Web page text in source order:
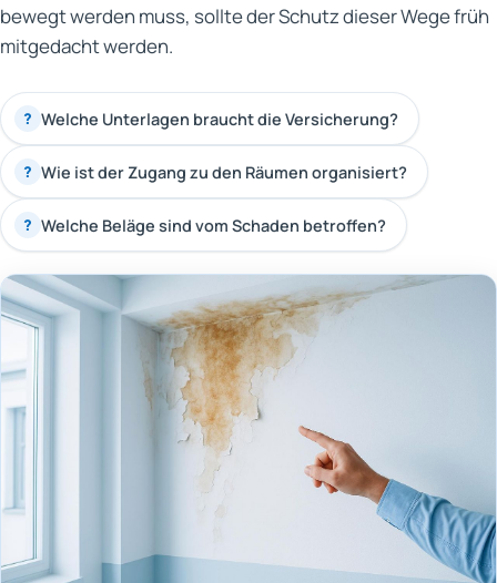
bewegt werden muss, sollte der Schutz dieser Wege früh
mitgedacht werden.
? Welche Unterlagen braucht die Versicherung?
? Wie ist der Zugang zu den Räumen organisiert?
? Welche Beläge sind vom Schaden betroffen?